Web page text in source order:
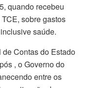
quando recebeu
sobre gastos
saúde.
Contas do Estado
, o Governo do
entre os